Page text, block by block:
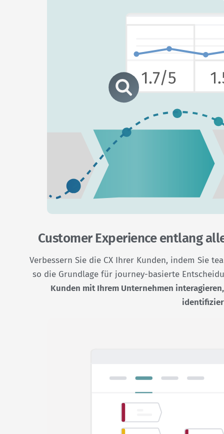
Customer Experience entlang
Verbessern Sie die CX Ihrer Kunden, indem Sie
so die Grundlage für journey-basierte
Kunden mit Ihrem Unternehmen